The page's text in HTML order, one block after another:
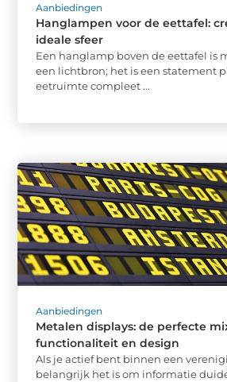
Aanbiedingen
Hanglampen voor de eettafel:
ideale sfeer
Een hanglamp boven de eettafel is
een lichtbron; het is een statement
eetruimte compleet ...
Aanbiedingen
Metalen displays: de perfecte
functionaliteit en design
Als je actief bent binnen een
belangrijk het is om informatie